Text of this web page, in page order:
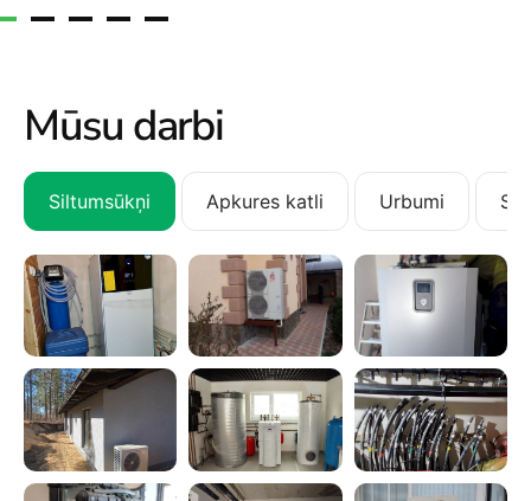
Mūsu darbi
Siltumsūkņi Apkures katli Urbumi